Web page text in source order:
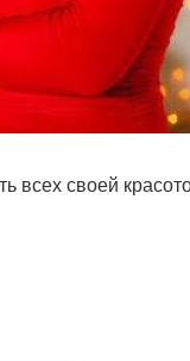
всех своей